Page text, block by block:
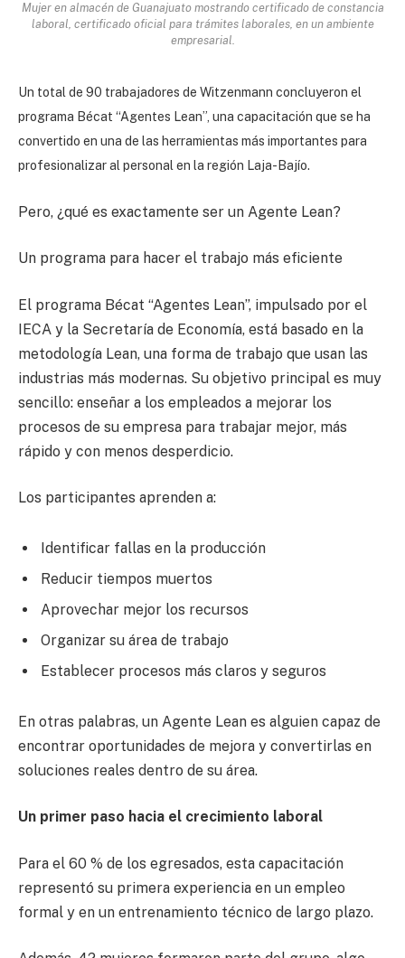
Mujer en almacén de Guanajuato mostrando certificado de constancia
laboral, certificado oficial para trámites laborales, en un ambiente
empresarial.
Un total de 90 trabajadores de Witzenmann concluyeron el
programa Bécat “Agentes Lean”, una capacitación que se ha
convertido en una de las herramientas más importantes para
profesionalizar al personal en la región Laja-Bajío.
Pero, ¿qué es exactamente ser un Agente Lean?
Un programa para hacer el trabajo más eficiente
El programa Bécat “Agentes Lean”, impulsado por el
IECA y la Secretaría de Economía, está basado en la
metodología Lean, una forma de trabajo que usan las
industrias más modernas. Su objetivo principal es muy
sencillo: enseñar a los empleados a mejorar los
procesos de su empresa para trabajar mejor, más
rápido y con menos desperdicio.
Los participantes aprenden a:
Identificar fallas en la producción
Reducir tiempos muertos
Aprovechar mejor los recursos
Organizar su área de trabajo
Establecer procesos más claros y seguros
En otras palabras, un Agente Lean es alguien capaz de
encontrar oportunidades de mejora y convertirlas en
soluciones reales dentro de su área.
Un primer paso hacia el crecimiento laboral
Para el 60 % de los egresados, esta capacitación
representó su primera experiencia en un empleo
formal y en un entrenamiento técnico de largo plazo.